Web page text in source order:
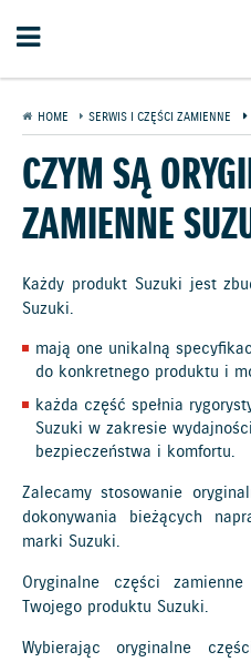
HOME SERWIS I CZĘŚCI ZAMIENNE
CZYM SĄ
ZAMIENNE
Każdy produkt Suzuki jest
Suzuki.
mają one unikalną
do konkretnego produktu i
każda część spełnia
Suzuki w zakresie
bezpieczeństwa i komfortu.
Zalecamy stosowanie
dokonywania bieżących
marki Suzuki.
Oryginalne części
Twojego produktu Suzuki.
Wybierając oryginalne